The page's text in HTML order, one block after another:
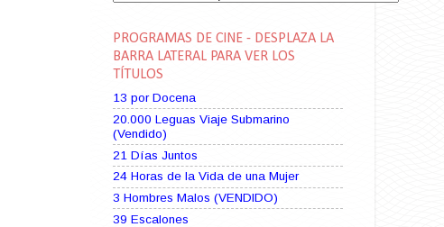
PROGRAMAS DE CINE - DESPLAZA LA
BARRA LATERAL PARA VER LOS
TÍTULOS
13 por Docena
20.000 Leguas Viaje Submarino
(Vendido)
21 Días Juntos
24 Horas de la Vida de una Mujer
3 Hombres Malos (VENDIDO)
39 Escalones